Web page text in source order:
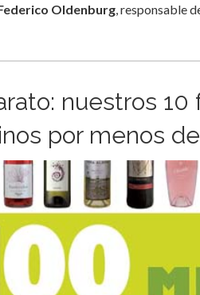
Oldenburg, responsable
nuestros
por menos de